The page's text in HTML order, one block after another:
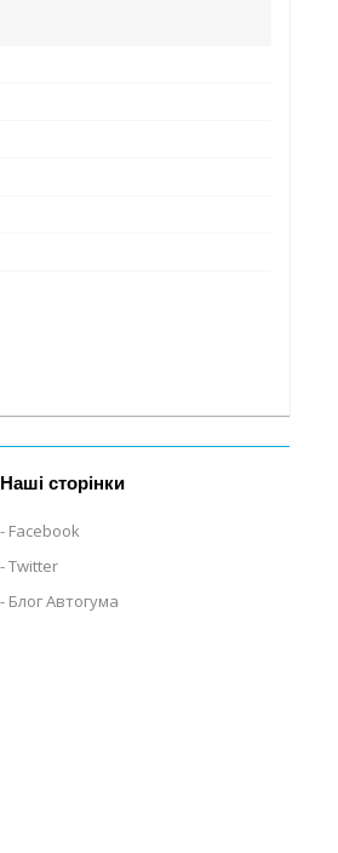
Наші сторінки
Facebook
Twitter
Блог Автогума